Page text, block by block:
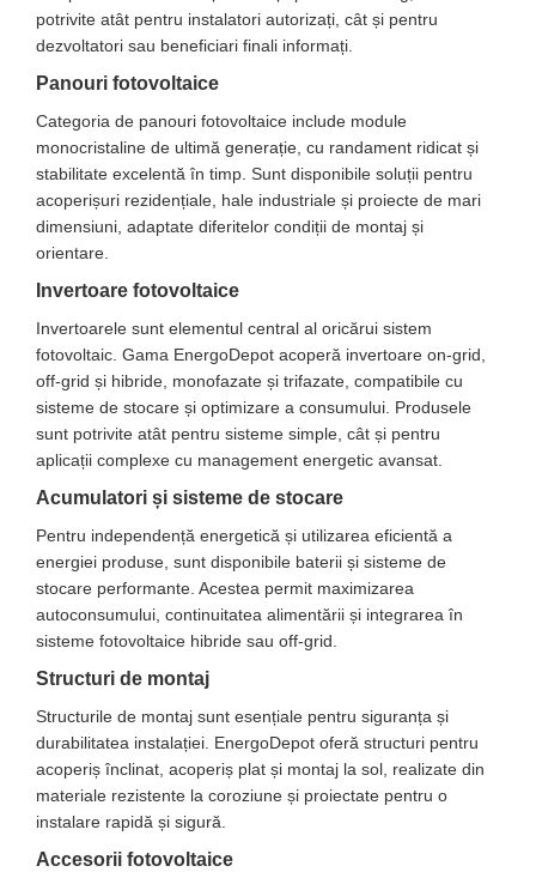
Invertoare Hibrid Sungrow
Invertoare on-grid Sungrow
Statii de reincarcare Sungrow
Victron Energy
MPPT
Accesorii Victron
Acumulatori Victron
Invertor Hibrid - Off Grid
Statii de reincarcare Victron
H2
HV
US
Sungrow
SBH
SBR battery
SBS
Accesorii stocare
Cabluri aluminiu armat
Cabluri aluminiu coaxial bransament
Cabluri aluminiu torsadat/aerian
Cabluri energie joasa tensiune -
Cabluri cupru armat
Cabluri cupru coaxial bransament
Cabluri cupru flexibil
Cabluri cupru nearmat
Cabluri cupru rezistente la foc
Cabluri flexibile
Cabluri flexibile plate
Cabluri medie tensiune
Cabluri medie tensiune aluminiu
Cabluri optice
Cabluri semnalizare si control
Cabluri speciale
Conductori flexibili cupru
Conductori rigizi
Conductori rigizi cupru
Cabluri boxe
Cabluri semnalizare incendiu
Cutie ABS modulara
Jgheaburi
Jgheab metalic perforat
Jgheab tip sarma
Tablou metalic
Tablou organizare santier
Tablou organizare santier
necablat
Tub flexibil
Tub flexibil dublu perete (corugata)
Platbanda
Intrerupatoare automate
AFDD
Intrerupatoare automate diferentiale
Intrerupatoare automate modulare
Separator sarcina
Relee
Separator fuzibil
Sigurante fuzibile
Aplica LED
Iluminat festiv
Instalatii sarbatori
Lanterne
Stalpi de iluminat
potrivite atât pentru instalatori autorizați, cât și pentru
dezvoltatori sau beneficiari finali informați.
Panouri fotovoltaice
Categoria de panouri fotovoltaice include module
monocristaline de ultimă generație, cu randament ridicat și
stabilitate excelentă în timp. Sunt disponibile soluții pentru
acoperișuri rezidențiale, hale industriale și proiecte de mari
dimensiuni, adaptate diferitelor condiții de montaj și
orientare.
Invertoare fotovoltaice
Invertoarele sunt elementul central al oricărui sistem
fotovoltaic. Gama EnergoDepot acoperă invertoare on-grid,
off-grid și hibride, monofazate și trifazate, compatibile cu
sisteme de stocare și optimizare a consumului. Produsele
sunt potrivite atât pentru sisteme simple, cât și pentru
aplicații complexe cu management energetic avansat.
Acumulatori și sisteme de stocare
Pentru independență energetică și utilizarea eficientă a
energiei produse, sunt disponibile baterii și sisteme de
stocare performante. Acestea permit maximizarea
autoconsumului, continuitatea alimentării și integrarea în
sisteme fotovoltaice hibride sau off-grid.
Structuri de montaj
Structurile de montaj sunt esențiale pentru siguranța și
durabilitatea instalației. EnergoDepot oferă structuri pentru
acoperiș înclinat, acoperiș plat și montaj la sol, realizate din
materiale rezistente la coroziune și proiectate pentru o
instalare rapidă și sigură.
Accesorii fotovoltaice